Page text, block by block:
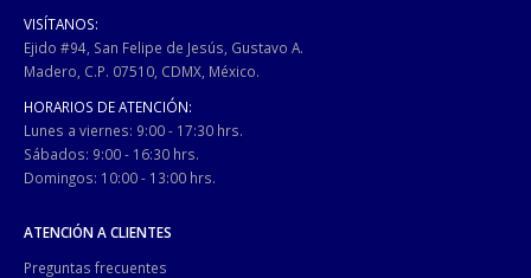
VISÍTANOS:
Ejido #94, San Felipe de Jesús, Gustavo A.
Madero, C.P. 07510, CDMX, México.
HORARIOS DE ATENCIÓN:
Lunes a viernes: 9:00 - 17:30 hrs.
Sábados: 9:00 - 16:30 hrs.
Domingos: 10:00 - 13:00 hrs.
ATENCIÓN A CLIENTES
Preguntas frecuentes